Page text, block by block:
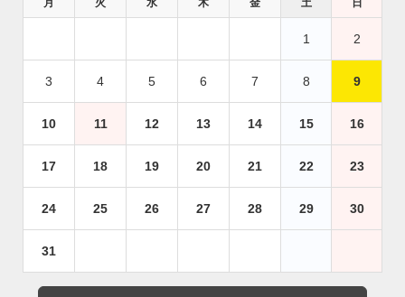
月 火 水 木 金 土 日
1 2
3 4 5 6 7 8 9
10 11 12 13 14 15 16
17 18 19 20 21 22 23
24 25 26 27 28 29 30
31